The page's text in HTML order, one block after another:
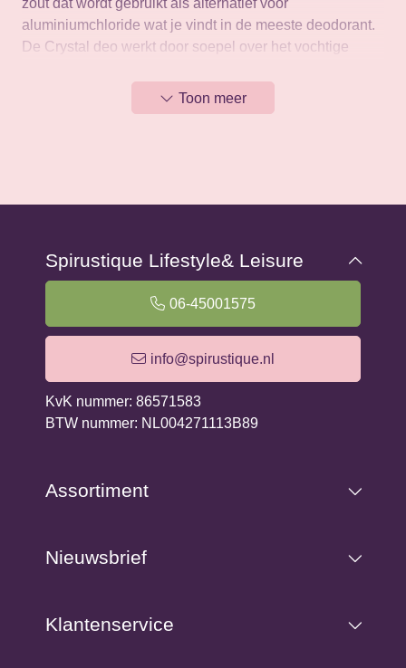
zout dat wordt gebruikt als alternatief voor
aluminiumchloride wat je vindt in de meeste deodorant.
De Crystal deo werkt door soepel over het vochtige
ontstaat die de vermenigvuldiging van geur
veroorzakende okselbacteriën voorkomt.
ongewenste 'zweetgeur' te ontwikkelen. Transpiratie is
Deze natuurlijke deo is hypo allergeen, kleur- en
geurstoffen vrij, bevat geen alcohol, emulgatoren of
voor je gezondheid. De stick werkt 24 uur lang, droogt
snel op en laat ook nog eens geen ongewenste witte
strepen achter! Bovendien kent de stick een gemiddelde
levensduur van 6 maanden.
douchten kan ze tevens droog over de huid worden
Deze zoutsteen niet gebruiken of wrijven over wondjes
Toon meer
Spirustique Lifestyle& Leisure
06-45001575
info@spirustique.nl
KvK nummer: 86571583
BTW nummer: NL004271113B89
Assortiment
Nieuwsbrief
Klantenservice